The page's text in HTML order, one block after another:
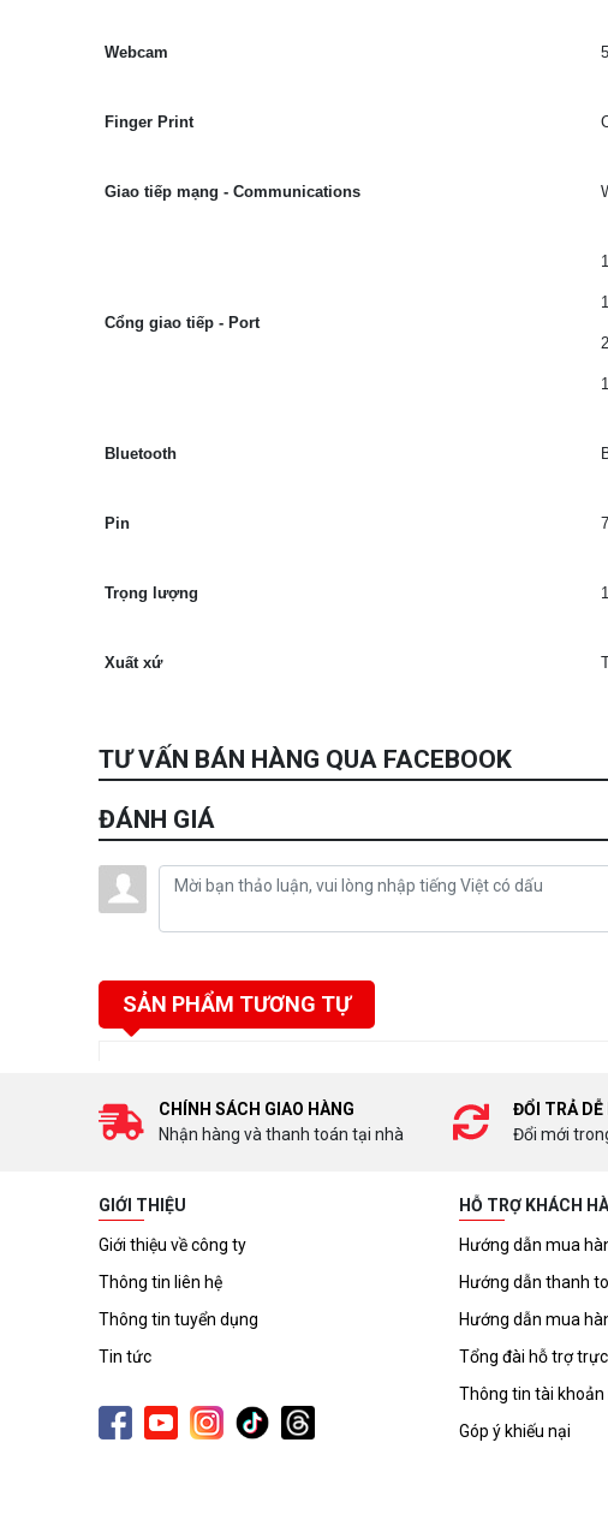
Webcam
Finger Print
Giao tiếp mạng - Communications
Cổng giao tiếp - Port
Bluetooth
Pin
Trọng lượng
Xuất xứ
TƯ VẤN BÁN HÀNG QUA FACEBOOK
ĐÁNH GIÁ
SẢN PHẨM TƯƠNG TỰ
CHÍNH SÁCH GIAO HÀNG
Nhận hàng và thanh toán tại nhà
ĐỔI TRẢ DỄ
Đổi mới
GIỚI THIỆU
Giới thiệu về công ty
Thông tin liên hệ
Thông tin tuyển dụng
Tin tức
HỖ TRỢ KHÁCH
Hướng dẫn mua
Hướng dẫn thanh
Hướng dẫn mua
Tổng đài hỗ trợ
Thông tin tài khoản
Góp ý khiếu nại